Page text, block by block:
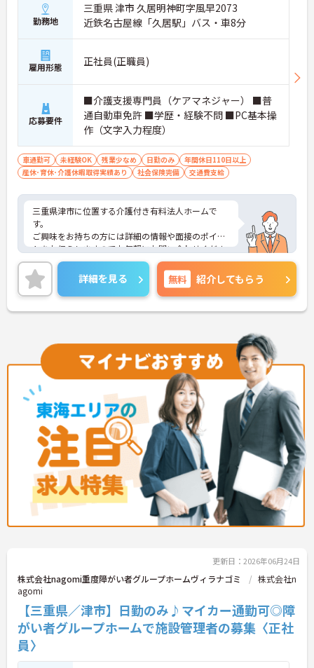
勤務地
三重県 津市 久居明神町字風早2073
近鉄名古屋線「久居駅」バス・車8分
雇用形態 正社員(正職員)
応募要件
■介護支援専門員（ケアマネジャー） ■普
通自動車免許 ■学歴・経験不問 ■PC基本操
作（文字入力程度）
車通勤可 未経験OK 残業少なめ 日勤のみ
年間休日110日以上
産休･育休･介護休暇取得実績あり
社会保険完備 交通費支給
三重県津市に位置する介護付き有料法人ホームで
す。
ご興味をお持ちの方には詳細の情報や面接のポイン
トをお伝えしますのでお気軽にお問い合わせくださ
いませ。
詳細を見る 無料 紹介してもらう
更新日：2026年06月24日
株式会社nagomi重度障がい者グループホームヴィラナゴミ
株式会社n
agomi
【三重県／津市】日勤のみ♪マイカー通勤可◎障
がい者グループホームで施設管理者の募集〈正社
員〉